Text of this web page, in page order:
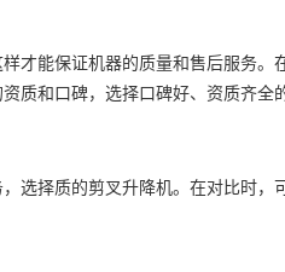
才能保证机器的质量和售后服务
质和口碑，选择口碑好、资质齐全
选择质的剪叉升降机。在对比时